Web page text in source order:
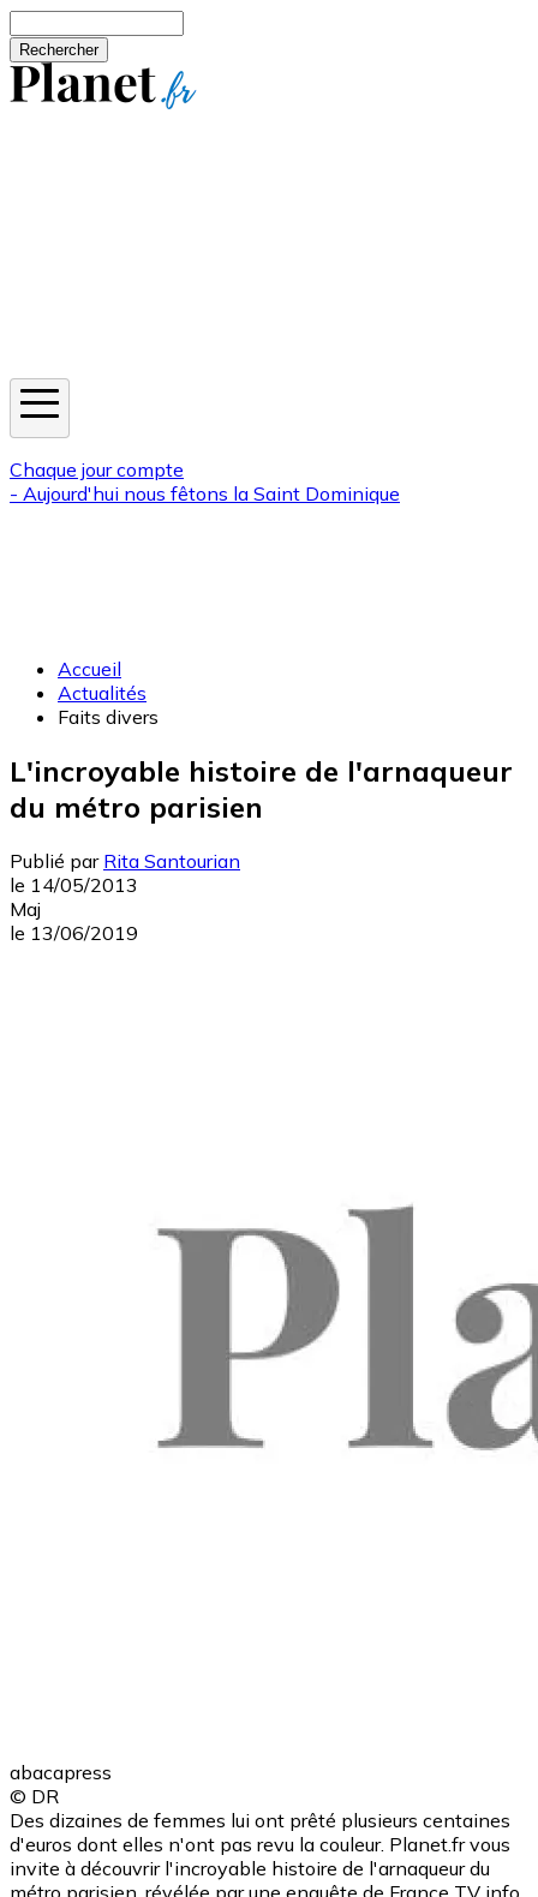
Chaque jour compte
- Aujourd'hui nous fêtons la Saint Dominique
Accueil
Actualités
Faits divers
L'incroyable histoire de l'arnaqueur
du métro parisien
Publié par Rita Santourian
le 14/05/2013
Maj
le 13/06/2019
abacapress
© DR
Des dizaines de femmes lui ont prêté plusieurs centaines
d'euros dont elles n'ont pas revu la couleur. Planet.fr vous
invite à découvrir l'incroyable histoire de l'arnaqueur du
métro parisien, révélée par une enquête de France TV info.